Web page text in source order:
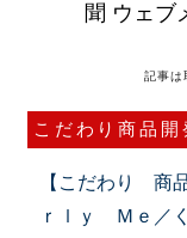
聞 ウェブ
記事は
こだわり商品
【こだわり 商
ｒｌｙ Ｍｅ／